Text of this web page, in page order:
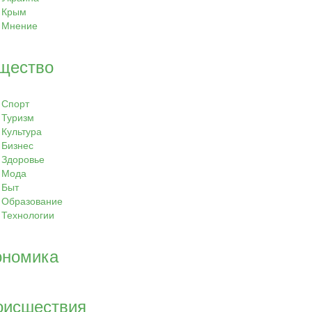
Крым
Мнение
Спорт
Туризм
Культура
Бизнес
Здоровье
Мода
Быт
Образование
Технологии